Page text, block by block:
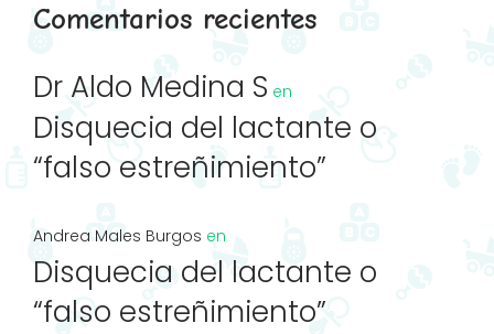
Comentarios recientes
Dr Aldo Medina S en
Disquecia del lactante o
“falso estreñimiento”
Andrea Males Burgos en
Disquecia del lactante o
“falso estreñimiento”